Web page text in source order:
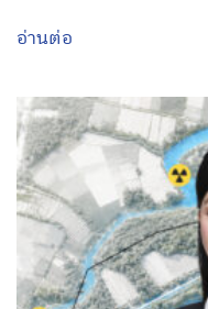
อ่านต่อ